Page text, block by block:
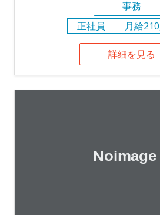
事務
正社員
月給
詳細を見る